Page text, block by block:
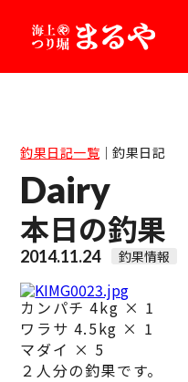
釣果日記一覧｜釣果日記
Dairy
本日の釣果
2014.11.24 釣果情報
カンパチ 4kg × 1
ワラサ 4.5kg × 1
マダイ × 5
２人分の釣果です。